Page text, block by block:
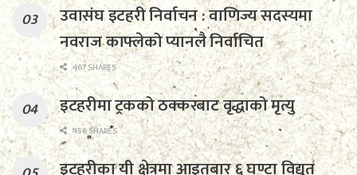
उवासंघ इटहरी निर्वाचन : वाणिज्य सदस्यमा
नवराज काफ्लेको प्यानलै निर्वाचित
467 SHARES
इटहरीमा ट्रकको ठक्करबाट वृद्धाको मृत्यु
456 SHARES
इटहरीका यी क्षेत्रमा आइतबार ६ घण्टा विद्युत्